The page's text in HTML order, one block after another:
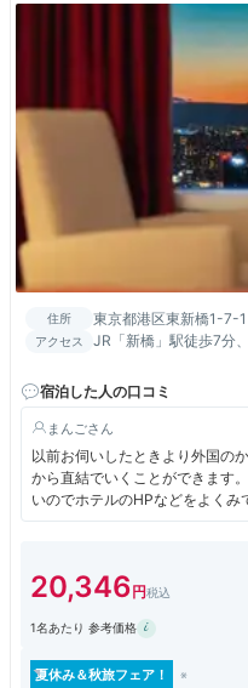
住所 東京都港区東新橋1-7-1
アクセス
JR「新橋」駅徒歩7分
宿泊した人の口コミ
まんご
以前お伺いしたときより外国の
から直結でいくことができます
いのでホテルのHPなどをよくみ
１Fにはホテルの案内のお電話
がされているのでそれがたのし
散歩したり、汐留から銀座も近
ルステイ満喫できます。
20,346
1名あたり 参考価格
夏休み＆秋旅フェア！